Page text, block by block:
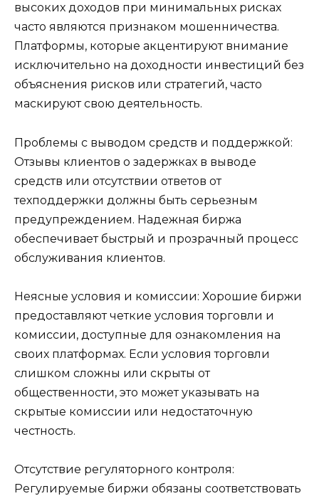
высоких доходов при минимальных рисках
часто являются признаком мошенничества.
Платформы, которые акцентируют внимание
исключительно на доходности инвестиций без
объяснения рисков или стратегий, часто
маскируют свою деятельность.
Проблемы с выводом средств и поддержкой:
Отзывы клиентов о задержках в выводе
средств или отсутствии ответов от
техподдержки должны быть серьезным
предупреждением. Надежная биржа
обеспечивает быстрый и прозрачный процесс
обслуживания клиентов.
Неясные условия и комиссии: Хорошие биржи
предоставляют четкие условия торговли и
комиссии, доступные для ознакомления на
своих платформах. Если условия торговли
слишком сложны или скрыты от
общественности, это может указывать на
скрытые комиссии или недостаточную
честность.
Отсутствие регуляторного контроля:
Регулируемые биржи обязаны соответствовать